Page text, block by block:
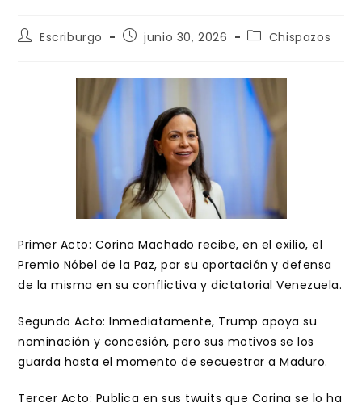
AutorEscriburgo
Publicación
entrada:
junio 30, 2026
Categoría
entrada:
Chispazos
Primer Acto: Corina Machado recibe, en el exilio, el
Premio Nóbel de la Paz, por su aportación y defensa
de la misma en su conflictiva y dictatorial Venezuela.
Segundo Acto: Inmediatamente, Trump apoya su
nominación y concesión, pero sus motivos se los
guarda hasta el momento de secuestrar a Maduro.
Tercer Acto: Publica en sus twuits que Corina se lo ha